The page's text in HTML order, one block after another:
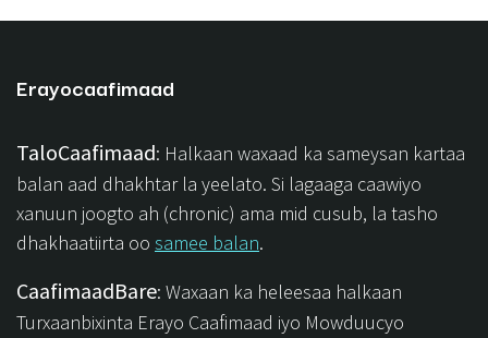
Erayocaafimaad
TaloCaafimaad: Halkaan waxaad ka sameysan kartaa
balan aad dhakhtar la yeelato. Si lagaaga caawiyo
xanuun joogto ah (chronic) ama mid cusub, la tasho
dhakhaatiirta oo samee balan.
CaafimaadBare: Waxaan ka heleesaa halkaan
Turxaanbixinta Erayo Caafimaad iyo Mowduucyo